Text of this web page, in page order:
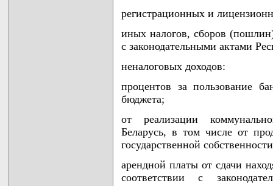
регистрационных и
иных налогов, сборов
с законодательными актами
неналоговых доходов:
процентов за пользование
бюджета;
от реализации
Беларусь, в том числе от
государственной
арендной платы от сдачи
соответствии с